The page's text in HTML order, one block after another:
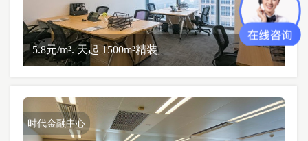
5.8元/m². 天起 1500m²精装
时代金融中心